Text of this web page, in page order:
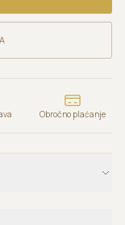
Obročno plaćanje